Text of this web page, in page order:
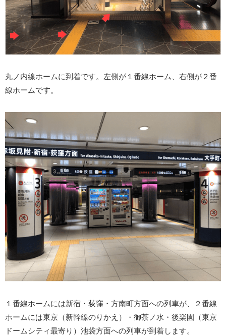
丸ノ内線ホームに到着です。左側が１番線ホーム、右側が２番
線ホームです。
１番線ホームには新宿・荻窪・方南町方面への列車が、２番線
ホームには東京（新幹線のりかえ）・御茶ノ水・後楽園（東京
ドームシティ最寄り）池袋方面への列車が到着します。